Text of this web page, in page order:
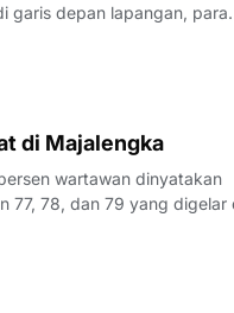
garis depan lapangan, para
kapasitas diri demi
di Majalengka
wartawan dinyatakan
77, 78, dan 79 yang digelar
hasil evaluasi